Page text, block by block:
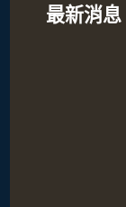
最新消息